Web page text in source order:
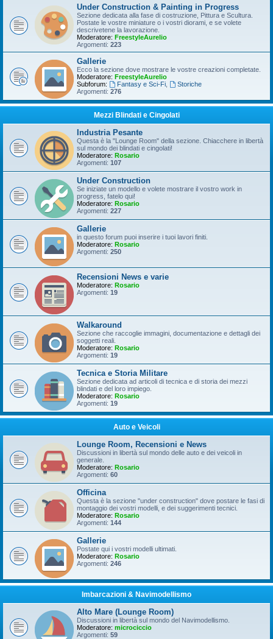
Under Construction & Painting in Progress
Sezione dedicata alla fase di costruzione, Pittura e Scultura.
Postate le vostre miniature o i vostri diorami, e se volete
descrivetene la lavorazione.
Moderatore: FreestyleAurelio
Argomenti: 223
Gallerie
Ecco la sezione dove mostrare le vostre creazioni completate.
Moderatore: FreestyleAurelio
Subforum:
Fantasy e Sci-Fi,
Storiche
Argomenti: 276
Mezzi Blindati e Cingolati
Industria Pesante
Questa è la "Lounge Room" della sezione. Chiacchere in libertà
sul mondo dei blindati e cingolati!
Moderatore: Rosario
Argomenti: 107
Under Construction
Se iniziate un modello e volete mostrare il vostro work in
progress, fatelo qui!
Moderatore: Rosario
Argomenti: 227
Gallerie
in questo forum puoi inserire i tuoi lavori finiti.
Moderatore: Rosario
Argomenti: 250
Recensioni News e varie
Moderatore: Rosario
Argomenti: 19
Walkaround
Sezione che raccoglie immagini, documentazione e dettagli dei
soggetti reali.
Moderatore: Rosario
Argomenti: 19
Tecnica e Storia Militare
Sezione dedicata ad articoli di tecnica e di storia dei mezzi
blindati e del loro impiego.
Moderatore: Rosario
Argomenti: 19
Auto e Veicoli
Lounge Room, Recensioni e News
Discussioni in libertà sul mondo delle auto e dei veicoli in
generale.
Moderatore: Rosario
Argomenti: 60
Officina
Questa è la sezione "under construction" dove postare le fasi di
montaggio dei vostri modelli, e dei suggerimenti tecnici.
Moderatore: Rosario
Argomenti: 144
Gallerie
Postate qui i vostri modelli ultimati.
Moderatore: Rosario
Argomenti: 246
Imbarcazioni & Navimodellismo
Alto Mare (Lounge Room)
Discussioni in libertà sul mondo del Navimodellismo.
Moderatore: microciccio
Argomenti: 59